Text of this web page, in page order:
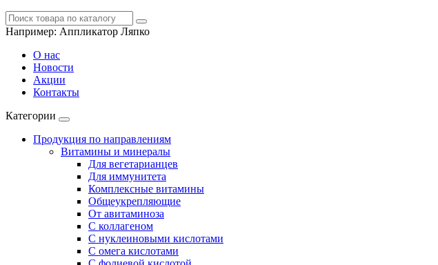
Например: Аппликатор Ляпко
О нас
Новости
Акции
Контакты
Категории
Продукция по направлениям
Витамины и минералы
Для вегетарианцев
Для иммунитета
Комплексные витамины
Общеукрепляющие
От авитаминоза
С коллагеном
С нуклеиновыми кислотами
С омега кислотами